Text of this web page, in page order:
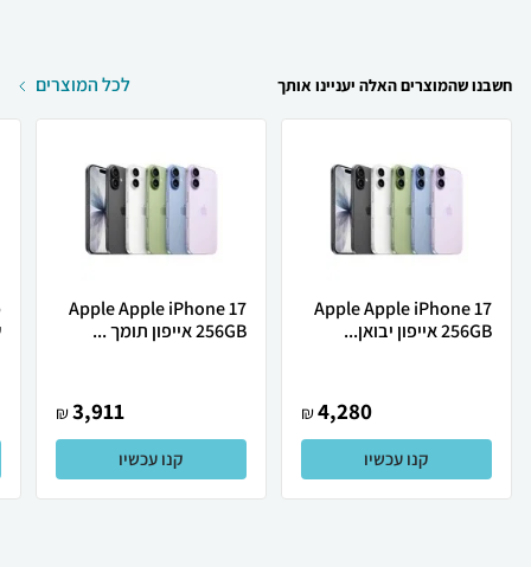
חשבנו שהמוצרים האלה יעניינו אותך לכל המוצרים
Apple Apple iPhone 17
256GB אייפון יבואן...
4,280
₪
קנו עכשיו
Apple Apple iPhone 17
256GB אייפון תומך ...
3,911
₪
קנו עכשיו